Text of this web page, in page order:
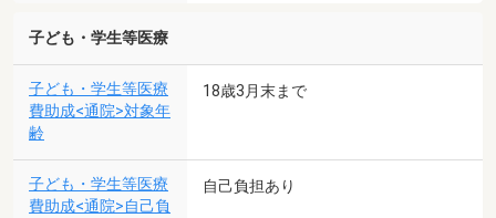
子ども・学生等医療
子ども・学生等医療
費助成<通院>対象年
齢
18歳3月末まで
子ども・学生等医療
費助成<通院>自己負
自己負担あり